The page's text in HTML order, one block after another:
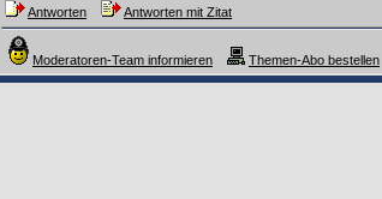
Antworten Antworten mit Zitat
Moderatoren-Team informieren Themen-Abo bestellen